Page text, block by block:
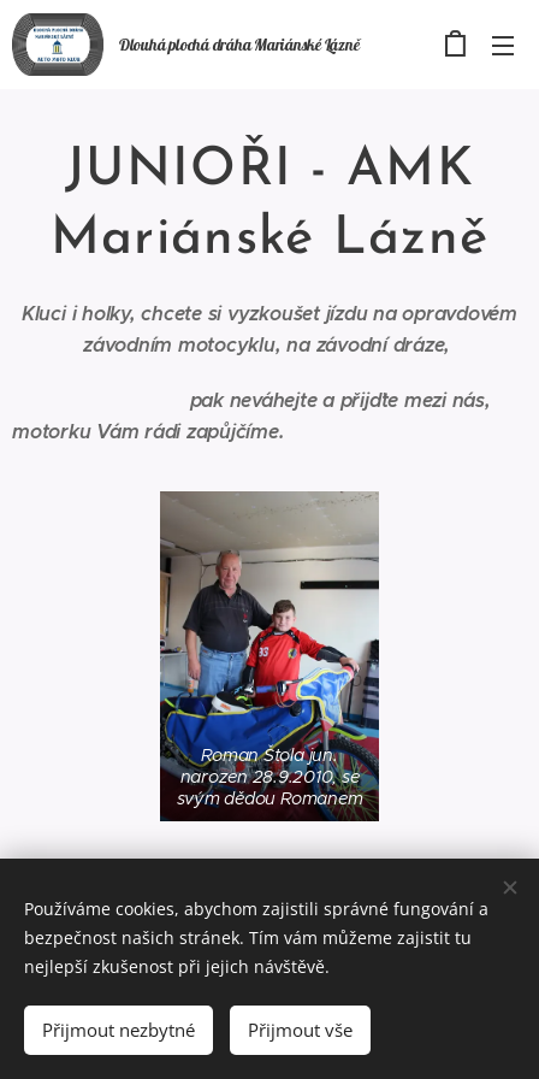
Dlouhá plochádráhaMariánské Lázně
JUNIOŘI - AMK
Mariánské Lázně
Kluci i holky, chcete si vyzkoušet jízdu na opravdovém
závodním motocyklu, na závodní dráze,
pak neváhejte a přijďte mezi nás,
motorku Vám rádi zapůjčíme.
Roman Štola jun.
narozen 28.9.2010, se
svým dědou Romanem
© 2021 Automotoklub Mariánské Lázně created by Aleš Novák IT
služby
Cookies
Používáme cookies, abychom zajistili správné fungování a
bezpečnost našich stránek. Tím vám můžeme zajistit tu
nejlepší zkušenost při jejich návštěvě.
Přijmout nezbytné Přijmout vše